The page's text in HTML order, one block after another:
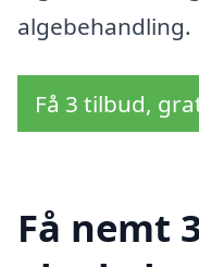
algebehandling.
Få 3 tilbud,
Få nemt